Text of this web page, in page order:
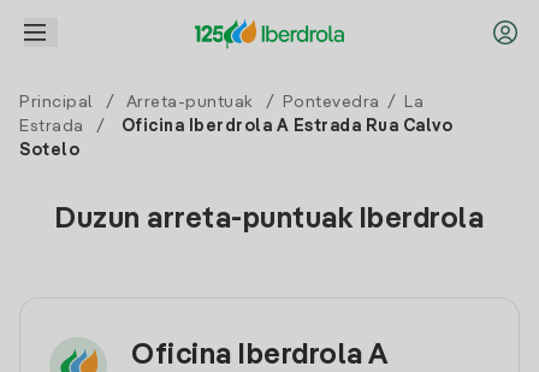
Principal / Arreta-puntuak / Pontevedra /
La
Estrada
/
Oficina Iberdrola A Estrada Rua Calvo
Sotelo
Duzun arreta-puntuak Iberdrola
Oficina Iberdrola A